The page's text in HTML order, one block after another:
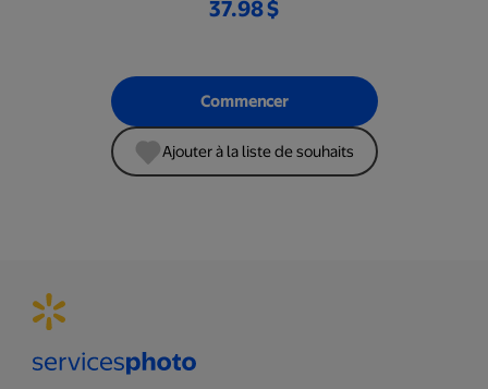
37.98 $
Commencer
Ajouter à la liste de souhaits